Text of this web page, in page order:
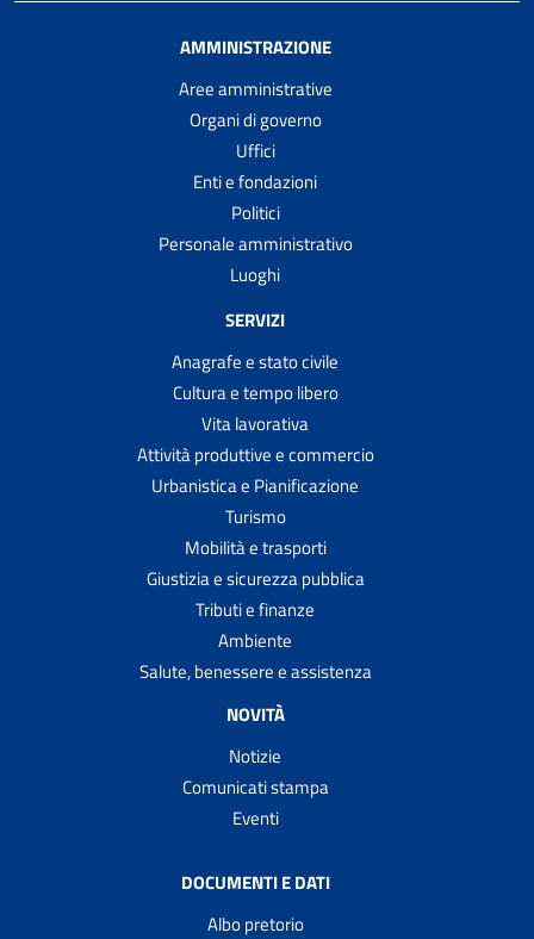
AMMINISTRAZIONE
Aree amministrative
Organi di governo
Uffici
Enti e fondazioni
Politici
Personale amministrativo
Luoghi
SERVIZI
Anagrafe e stato civile
Cultura e tempo libero
Vita lavorativa
Attività produttive e commercio
Urbanistica e Pianificazione
Turismo
Mobilità e trasporti
Giustizia e sicurezza pubblica
Tributi e finanze
Ambiente
Salute, benessere e assistenza
NOVITÀ
Notizie
Comunicati stampa
Eventi
DOCUMENTI E DATI
Albo pretorio